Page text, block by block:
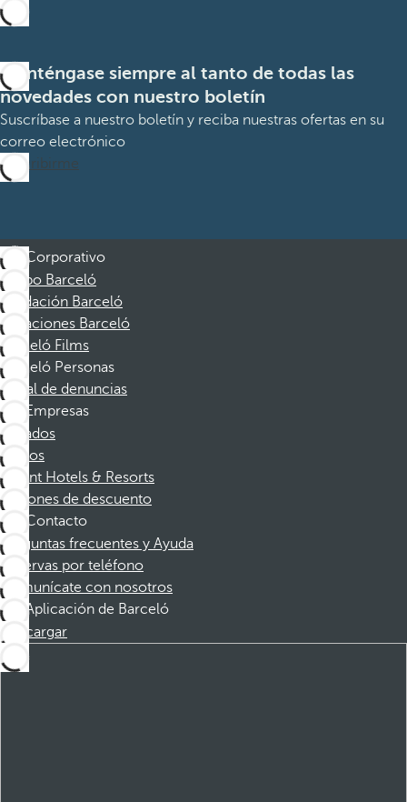
Manténgase siempre al tanto de todas las
novedades con nuestro boletín
Suscríbase a nuestro boletín y reciba nuestras ofertas en su
correo electrónico
Suscribirme
Corporativo
Grupo Barceló
Fundación Barceló
Vacaciones Barceló
Barceló Films
Barceló Personas
Canal de denuncias
Empresas
Afiliados
Socios
Dorint Hotels & Resorts
Cupones de descuento
Contacto
Preguntas frecuentes y Ayuda
Reservas por teléfono
Comunícate con nosotros
Aplicación de Barceló
Descargar